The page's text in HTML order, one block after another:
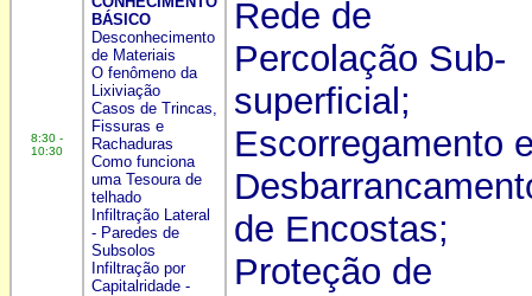
8:30 -
10:30
BÁSICO
Desconhecimento
de Materiais
O fenômeno da
Lixiviação
Casos de Trincas,
Fissuras e
Rachaduras
Como funciona
uma Tesoura de
telhado
Infiltração Lateral
- Paredes de
Subsolos
Infiltração por
Capitalridade -
Rede de
Percolação Sub-
superficial;
Escorregamento
de Encostas;
Proteção de